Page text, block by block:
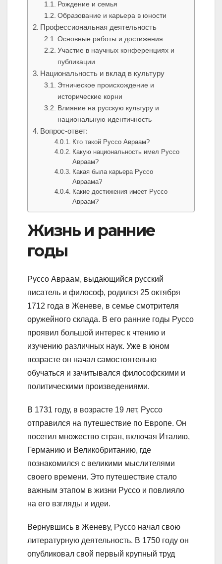
Рождение и семья
Образование и карьера в юности
Профессиональная деятельность
Основные работы и достижения
Участие в научных конференциях и
публикации
Национальность и вклад в культуру
Этническое происхождение и
исторические корни
Влияние на русскую культуру и
национальную идентичность
Вопрос-ответ:
Кто такой Руссо Авраам?
Какую национальность имел Руссо
Авраам?
Какая была карьера Руссо
Авраама?
Какие достижения имеет Руссо
Авраам?
Жизнь и ранние
годы
Руссо Авраам, выдающийся русский
писатель и философ, родился 25 октября
1712 года в Женеве, в семье смотрителя
оружейного склада. В его ранние годы Руссо
проявил большой интерес к чтению и
изучению различных наук. Уже в юном
возрасте он начал самостоятельно
обучаться и зачитывался философскими и
политическими произведениями.
В 1731 году, в возрасте 19 лет, Руссо
отправился на путешествие по Европе. Он
посетил множество стран, включая Италию,
Германию и Великобританию, где
познакомился с великими мыслителями
своего времени. Это путешествие стало
важным этапом в жизни Руссо и повлияло
на его взгляды и идеи.
Вернувшись в Женеву, Руссо начал свою
литературную деятельность. В 1750 году он
опубликовал свой первый крупный труд